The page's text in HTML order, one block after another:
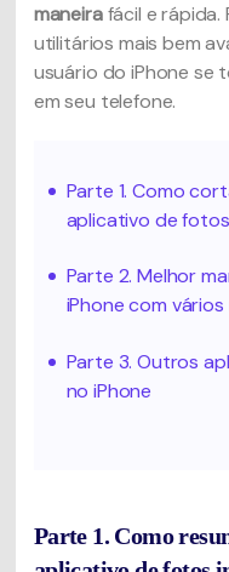
maneirafácil e rápida.
utilitários mais bem
usuário do iPhone se
em seu telefone.
Parte 1. Como
aplicativo de
Parte 2. Melhor
iPhone com
Parte 3. Outros
no iPhone
Parte 1. Como